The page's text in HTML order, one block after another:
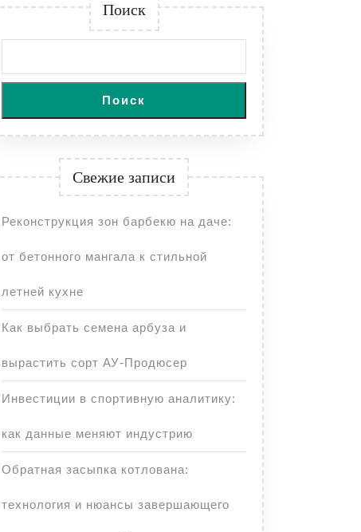
Поиск
Поиск
Свежие записи
Реконструкция зон барбекю на даче:
от бетонного мангала к стильной
летней кухне
Как выбрать семена арбуза и
вырастить сорт АУ-Продюсер
Инвестиции в спортивную аналитику:
как данные меняют индустрию
Обратная засыпка котлована:
технология и нюансы завершающего